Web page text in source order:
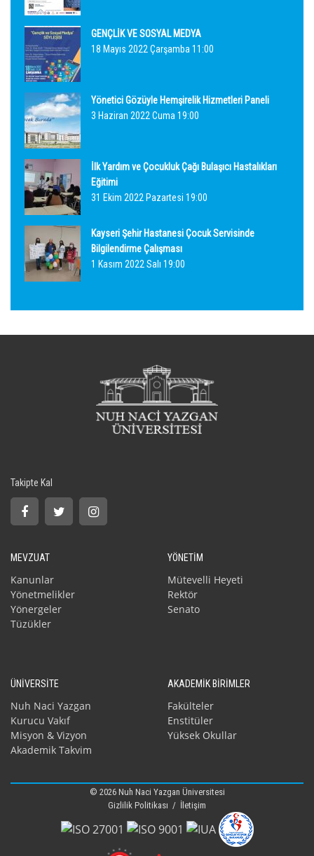
GENÇLİK VE SOSYAL MEDYA
18 Mayıs 2022 Çarşamba 11:00
Yönetici Gözüyle Hemşirelik Hizmetleri Paneli
3 Haziran 2022 Cuma 19:00
İlk Yardım ve Çocukluk Çağı Bulaşıcı Hastalıkları
Eğitimi
31 Ekim 2022 Pazartesi 19:00
Kayseri Şehir Hastanesi Çocuk Servisinde
Bilgilendirme Çalışması
1 Kasım 2022 Salı 19:00
Takipte Kal
MEVZUAT
Kanunlar
Yönetmelikler
Yönergeler
Tüzükler
YÖNETİM
Mütevelli Heyeti
Rektör
Senato
ÜNİVERSİTE
Nuh Naci Yazgan
Kurucu Vakıf
Misyon & Vizyon
Akademik Takvim
AKADEMİK BİRİMLER
Fakülteler
Enstitüler
Yüksek Okullar
© 2026 Nuh Naci Yazgan Üniversitesi
Gizlilik Politikası / İletişim